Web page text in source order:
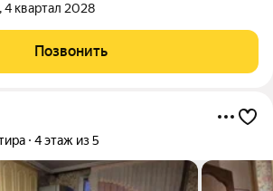
, 4 квартал 2028
Позвонить
4 этаж из 5